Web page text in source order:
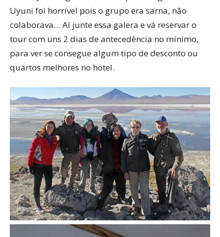
Uyuni foi horrível pois o grupo era sarna, não
colaborava… Aí junte essa galera e vá reservar o
tour com uns 2 dias de antecedência no mínimo,
para ver se consegue algum tipo de desconto ou
quartos melhores no hotel.